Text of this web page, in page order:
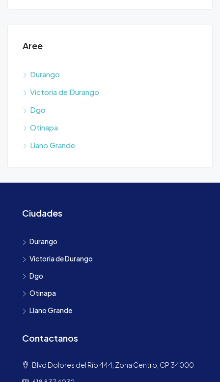
Aree
Durango
Victoria de Durango
Dgo
Otinapa
Llano Grande
Ciudades
Durango
Victoria de Durango
Dgo
Otinapa
Llano Grande
Contactanos
Blvd Dolores del Río 444, Zona Centro, CP 34000